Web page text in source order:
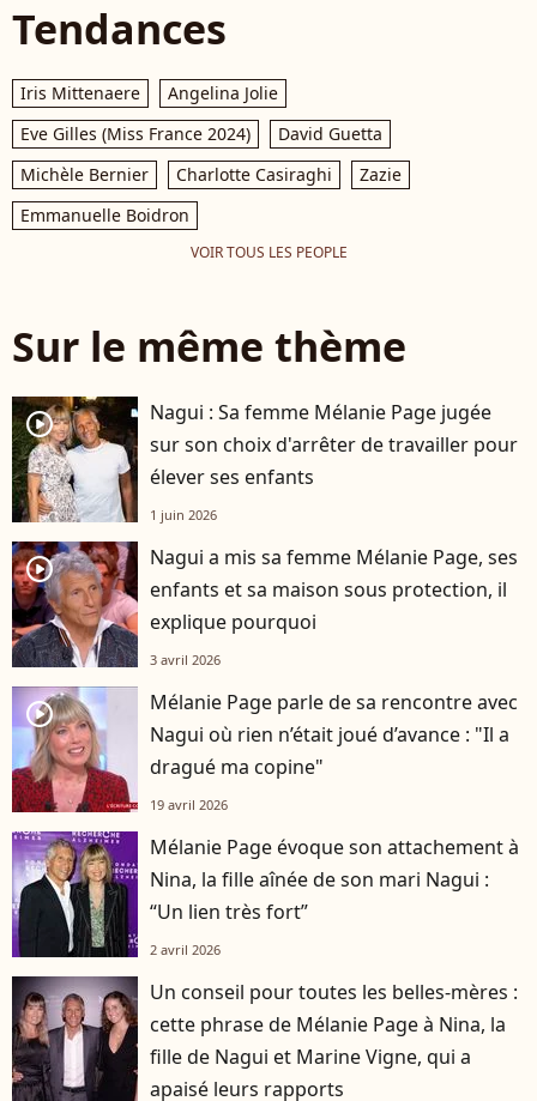
Tendances
Iris Mittenaere
Angelina Jolie
Eve Gilles (Miss France 2024)
David Guetta
Michèle Bernier
Charlotte Casiraghi
Zazie
Emmanuelle Boidron
VOIR TOUS LES PEOPLE
Sur le même thème
player2
Nagui : Sa femme Mélanie Page jugée
sur son choix d'arrêter de travailler pour
élever ses enfants
1 juin 2026
player2
Nagui a mis sa femme Mélanie Page, ses
enfants et sa maison sous protection, il
explique pourquoi
3 avril 2026
player2
Mélanie Page parle de sa rencontre avec
Nagui où rien n’était joué d’avance : "Il a
dragué ma copine"
19 avril 2026
Mélanie Page évoque son attachement à
Nina, la fille aînée de son mari Nagui :
“Un lien très fort”
2 avril 2026
Un conseil pour toutes les belles-mères :
cette phrase de Mélanie Page à Nina, la
fille de Nagui et Marine Vigne, qui a
apaisé leurs rapports